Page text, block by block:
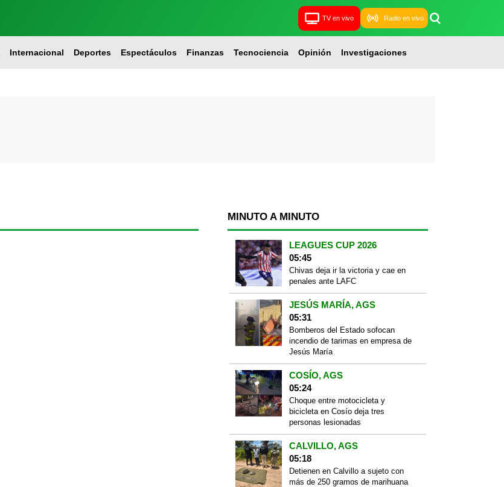
TV en vivo Radio en vivo
Internacional Deportes Espectáculos Finanzas Tecnociencia Opinión Investigaciones
MINUTO A MINUTO
LEAGUES CUP 2026
05:45
Chivas deja ir la victoria y cae en
penales ante LAFC
JESÚS MARÍA, AGS
05:31
Bomberos del Estado sofocan
incendio de tarimas en empresa de
Jesús María
COSÍO, AGS
05:24
Choque entre motocicleta y
bicicleta en Cosío deja tres
personas lesionadas
CALVILLO, AGS
05:18
Detienen en Calvillo a sujeto con
más de 250 gramos de marihuana